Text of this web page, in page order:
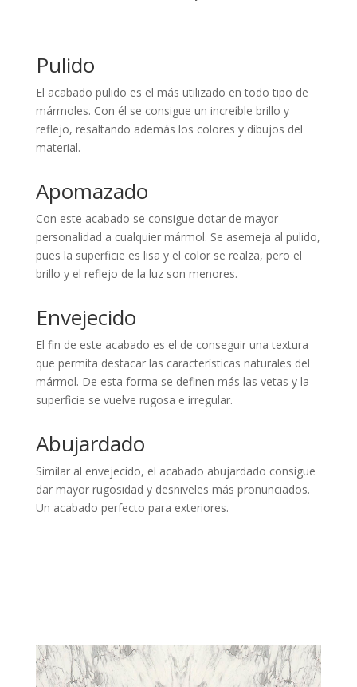
Pulido
El acabado pulido es el más utilizado en todo tipo de
mármoles. Con él se consigue un increíble brillo y
reflejo, resaltando además los colores y dibujos del
material.
Apomazado
Con este acabado se consigue dotar de mayor
personalidad a cualquier mármol. Se asemeja al pulido,
pues la superficie es lisa y el color se realza, pero el
brillo y el reflejo de la luz son menores.
Envejecido
El fin de este acabado es el de conseguir una textura
que permita destacar las características naturales del
mármol. De esta forma se definen más las vetas y la
superficie se vuelve rugosa e irregular.
Abujardado
Similar al envejecido, el acabado abujardado consigue
dar mayor rugosidad y desniveles más pronunciados.
Un acabado perfecto para exteriores.